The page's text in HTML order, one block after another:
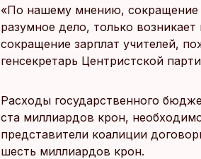
«По нашему мнению, сокращение
разумное дело, только
сокращение зарплат учителей,
генсекретарь Центристской
Расходы государственного
ста миллиардов крон,
представители коалиции
шесть миллиардов крон.